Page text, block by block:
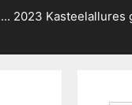
2023 Kasteelallures